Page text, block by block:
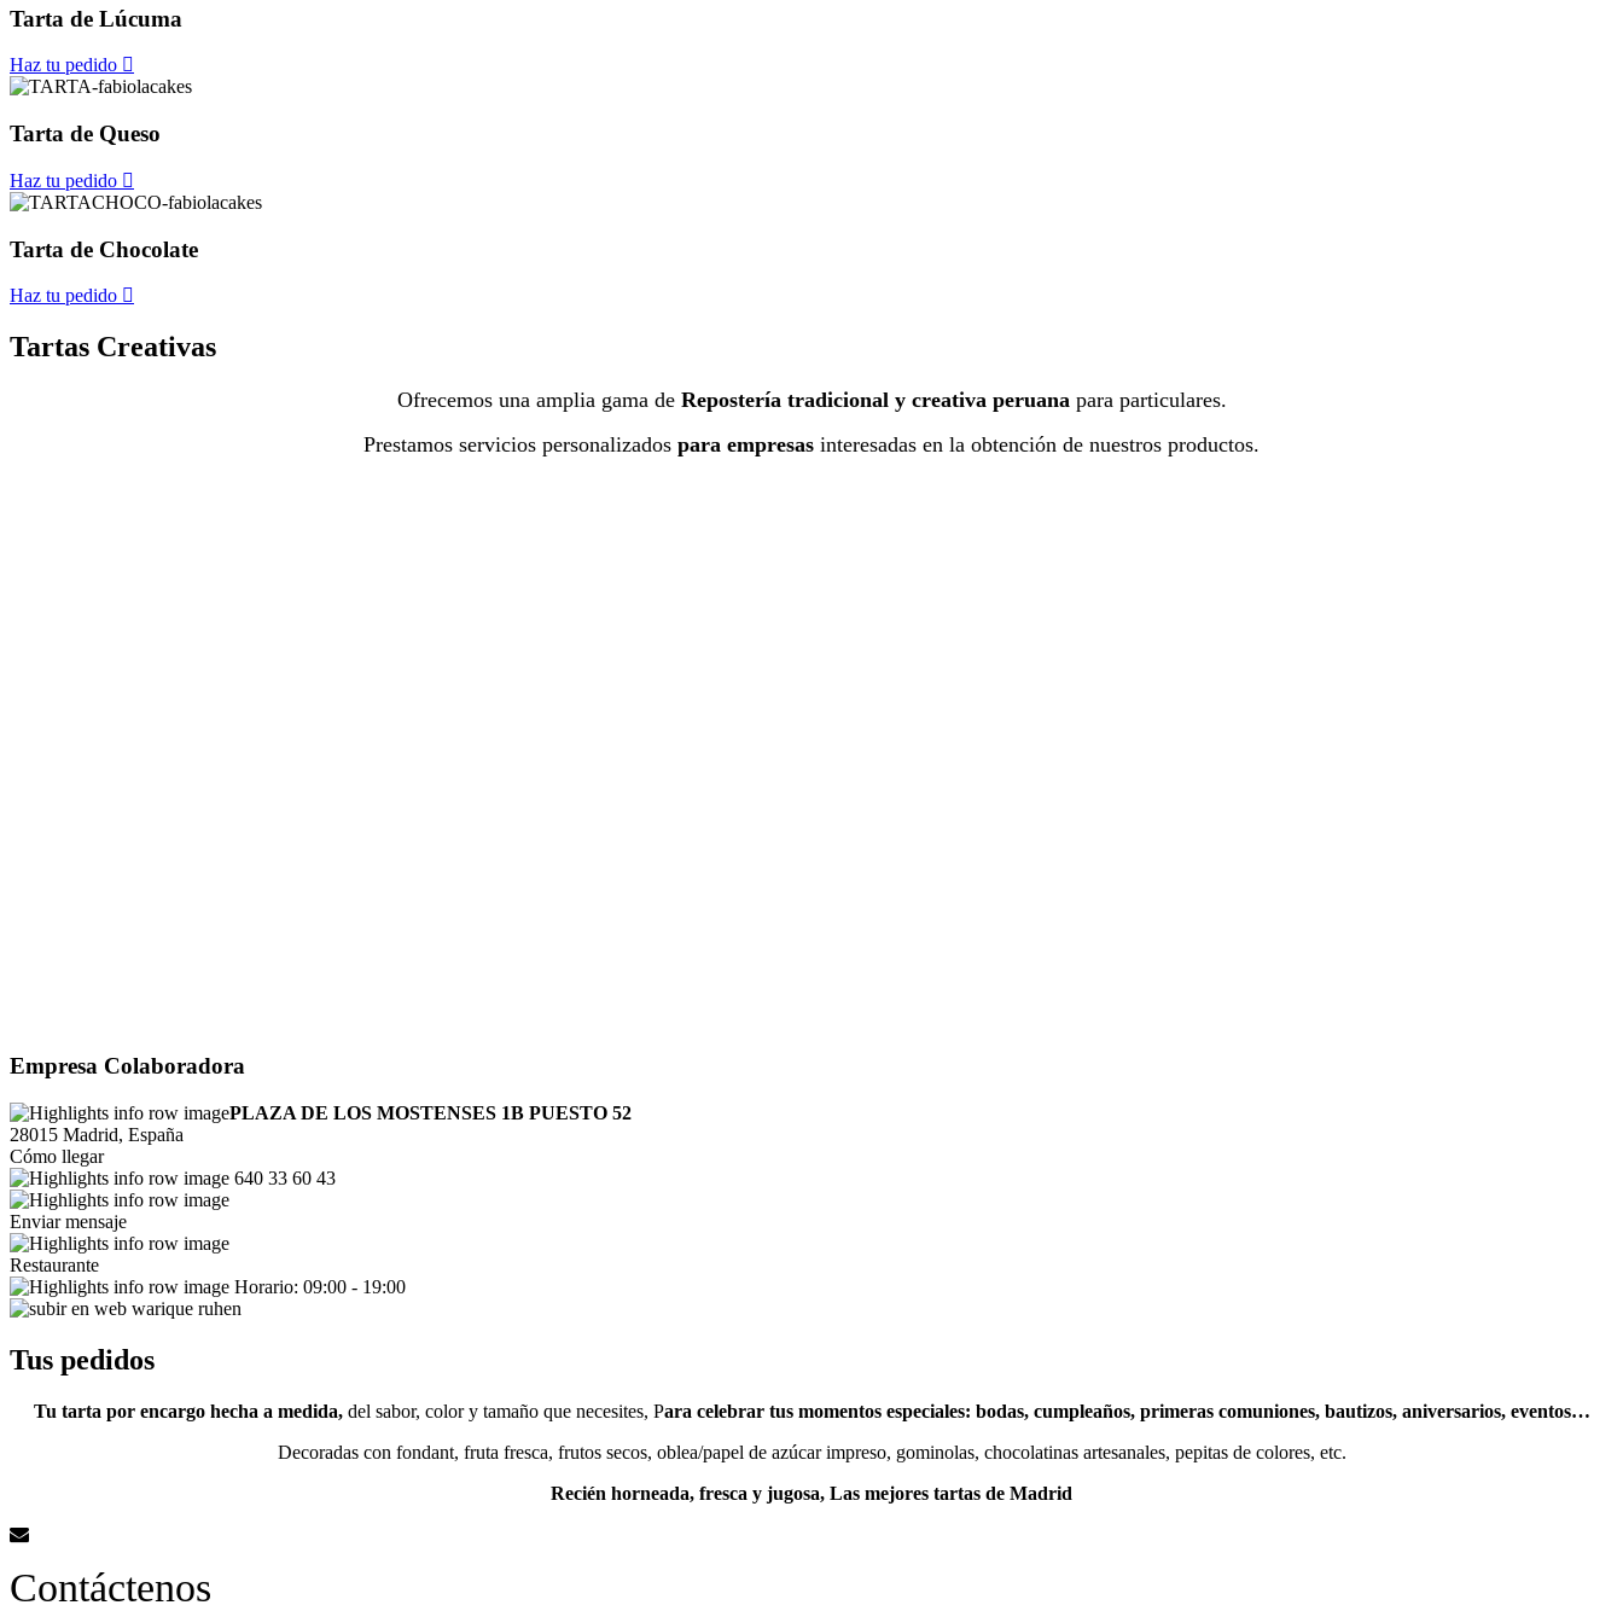
Tarta de Lúcuma
Haz tu pedido
Tarta de Queso
Haz tu pedido
Tarta de Chocolate
Haz tu pedido
Tartas Creativas
Ofrecemos una amplia gama de Repostería tradicional y creativa peruanapara particulares.
Prestamos servicios personalizados para empresas interesadas en la obtención de nuestros productos.
Empresa Colaboradora
PLAZA DE LOS MOSTENSES 1B PUESTO 52
28015 Madrid, España
Cómo llegar
640 33 60 43
Enviar mensaje
Restaurante
Horario: 09:00 - 19:00
Tus pedidos
Tu tarta por encargo hecha a medida,del sabor, color y tamaño que necesites, Para celebrar tus momentos especiales: bodas, cumpleaños, primeras comuniones, bautizos, aniversarios, eventos…
Decoradas con fondant, fruta fresca, frutos secos, oblea/papel de azúcar impreso, gominolas, chocolatinas artesanales, pepitas de colores, etc.
Recién horneada, fresca y jugosa, Las mejores tartas de Madrid
Contáctenos